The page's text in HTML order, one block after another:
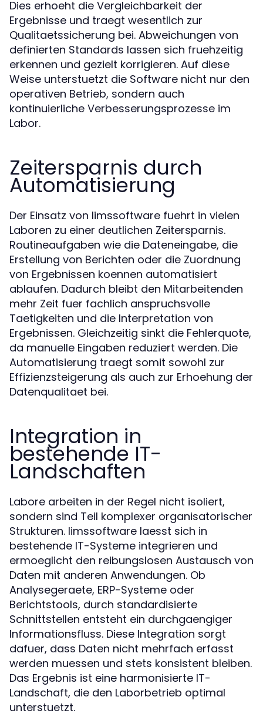
Dies erhoeht die Vergleichbarkeit der
Ergebnisse und traegt wesentlich zur
Qualitaetssicherung bei. Abweichungen von
definierten Standards lassen sich fruehzeitig
erkennen und gezielt korrigieren. Auf diese
Weise unterstuetzt die Software nicht nur den
operativen Betrieb, sondern auch
kontinuierliche Verbesserungsprozesse im
Labor.
Zeitersparnis durch
Automatisierung
Der Einsatz von limssoftware fuehrt in vielen
Laboren zu einer deutlichen Zeitersparnis.
Routineaufgaben wie die Dateneingabe, die
Erstellung von Berichten oder die Zuordnung
von Ergebnissen koennen automatisiert
ablaufen. Dadurch bleibt den Mitarbeitenden
mehr Zeit fuer fachlich anspruchsvolle
Taetigkeiten und die Interpretation von
Ergebnissen. Gleichzeitig sinkt die Fehlerquote,
da manuelle Eingaben reduziert werden. Die
Automatisierung traegt somit sowohl zur
Effizienzsteigerung als auch zur Erhoehung der
Datenqualitaet bei.
Integration in
bestehende IT-
Landschaften
Labore arbeiten in der Regel nicht isoliert,
sondern sind Teil komplexer organisatorischer
Strukturen. limssoftware laesst sich in
bestehende IT-Systeme integrieren und
ermoeglicht den reibungslosen Austausch von
Daten mit anderen Anwendungen. Ob
Analysegeraete, ERP-Systeme oder
Berichtstools, durch standardisierte
Schnittstellen entsteht ein durchgaengiger
Informationsfluss. Diese Integration sorgt
dafuer, dass Daten nicht mehrfach erfasst
werden muessen und stets konsistent bleiben.
Das Ergebnis ist eine harmonisierte IT-
Landschaft, die den Laborbetrieb optimal
unterstuetzt.